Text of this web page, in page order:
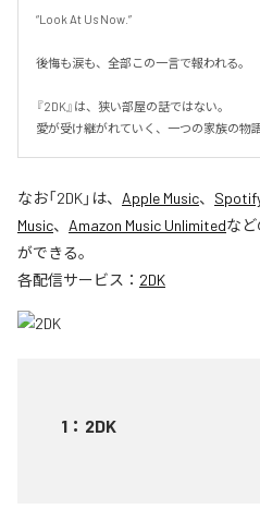
“Look At Us Now.”
後悔も涙も、全部この一言で報われる。
『2DK』は、狭い部屋の話ではない。
愛が受け継がれていく、一つの家族の物語
なお「2DK」は、 Apple Music、
Music、 Amazon Music Unlimitedな
ができる。
各配信サービス： 2DK
1 ： 2DK